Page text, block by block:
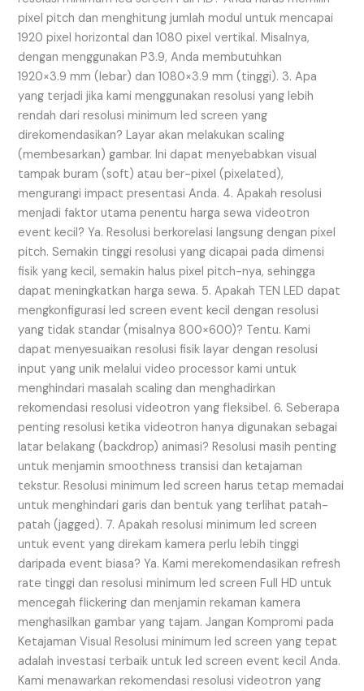
pixel pitch dan menghitung jumlah modul untuk mencapai
1920 pixel horizontal dan 1080 pixel vertikal. Misalnya,
dengan menggunakan P3.9, Anda membutuhkan
1920×3.9 mm (lebar) dan 1080×3.9 mm (tinggi). 3. Apa
yang terjadi jika kami menggunakan resolusi yang lebih
rendah dari resolusi minimum led screen yang
direkomendasikan? Layar akan melakukan scaling
(membesarkan) gambar. Ini dapat menyebabkan visual
tampak buram (soft) atau ber-pixel (pixelated),
mengurangi impact presentasi Anda. 4. Apakah resolusi
menjadi faktor utama penentu harga sewa videotron
event kecil? Ya. Resolusi berkorelasi langsung dengan pixel
pitch. Semakin tinggi resolusi yang dicapai pada dimensi
fisik yang kecil, semakin halus pixel pitch-nya, sehingga
dapat meningkatkan harga sewa. 5. Apakah TEN LED dapat
mengkonfigurasi led screen event kecil dengan resolusi
yang tidak standar (misalnya 800×600)? Tentu. Kami
dapat menyesuaikan resolusi fisik layar dengan resolusi
input yang unik melalui video processor kami untuk
menghindari masalah scaling dan menghadirkan
rekomendasi resolusi videotron yang fleksibel. 6. Seberapa
penting resolusi ketika videotron hanya digunakan sebagai
latar belakang (backdrop) animasi? Resolusi masih penting
untuk menjamin smoothness transisi dan ketajaman
tekstur. Resolusi minimum led screen harus tetap memadai
untuk menghindari garis dan bentuk yang terlihat patah-
patah (jagged). 7. Apakah resolusi minimum led screen
untuk event yang direkam kamera perlu lebih tinggi
daripada event biasa? Ya. Kami merekomendasikan refresh
rate tinggi dan resolusi minimum led screen Full HD untuk
mencegah flickering dan menjamin rekaman kamera
menghasilkan gambar yang tajam. Jangan Kompromi pada
Ketajaman Visual Resolusi minimum led screen yang tepat
adalah investasi terbaik untuk led screen event kecil Anda.
Kami menawarkan rekomendasi resolusi videotron yang